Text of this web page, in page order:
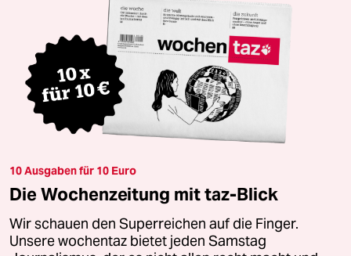
10 Ausgaben für 10 Euro
Die Wochenzeitung mit taz-Blick
Wir schauen den Superreichen auf die Finger.
Unsere wochentaz bietet jeden Samstag